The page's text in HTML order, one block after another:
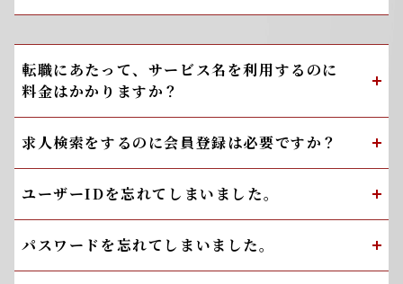
転職にあたって、サービス名を利用するのに
料金はかかりますか？
求人検索をするのに会員登録は必要ですか？
ユーザーIDを忘れてしまいました。
パスワードを忘れてしまいました。